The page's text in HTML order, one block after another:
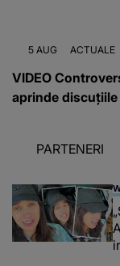
5 AUG ACTUALE
VIDEO
aprinde discuțiile
PARTENERI